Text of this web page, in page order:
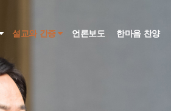
설교와 간증 언론보도 한마음 찬양